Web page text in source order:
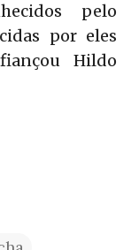
pelo
por eles
Hildo